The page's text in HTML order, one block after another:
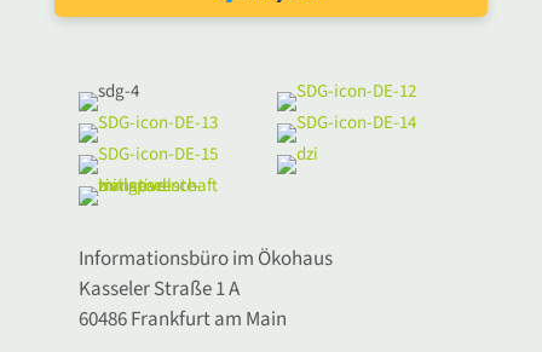
Informationsbüro im Ökohaus
Kasseler Straße 1 A
60486 Frankfurt am Main